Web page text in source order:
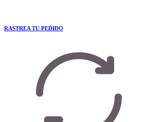
RASTREA TU PEDIDO